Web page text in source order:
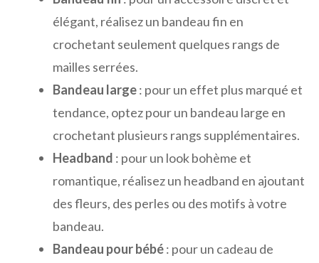
élégant, réalisez un bandeau fin en
crochetant seulement quelques rangs de
mailles serrées.
Bandeau large: pour un effet plus marqué et
tendance, optez pour un bandeau large en
crochetant plusieurs rangs supplémentaires.
Headband : pour un look bohème et
romantique, réalisez un headband en ajoutant
des fleurs, des perles ou des motifs à votre
bandeau.
Bandeau pour bébé: pour un cadeau de